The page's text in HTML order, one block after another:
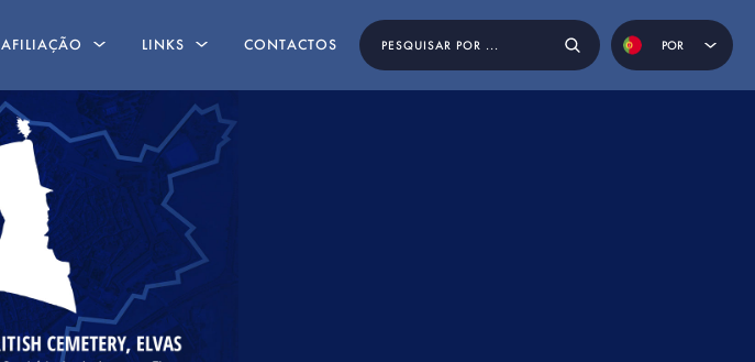
AFILIAÇÃO
AMIGOS AUSENTES
LINKS
LIVROS ESCRITOS
POR MEMBROS
CONTACTOS POR
ENG
ESP